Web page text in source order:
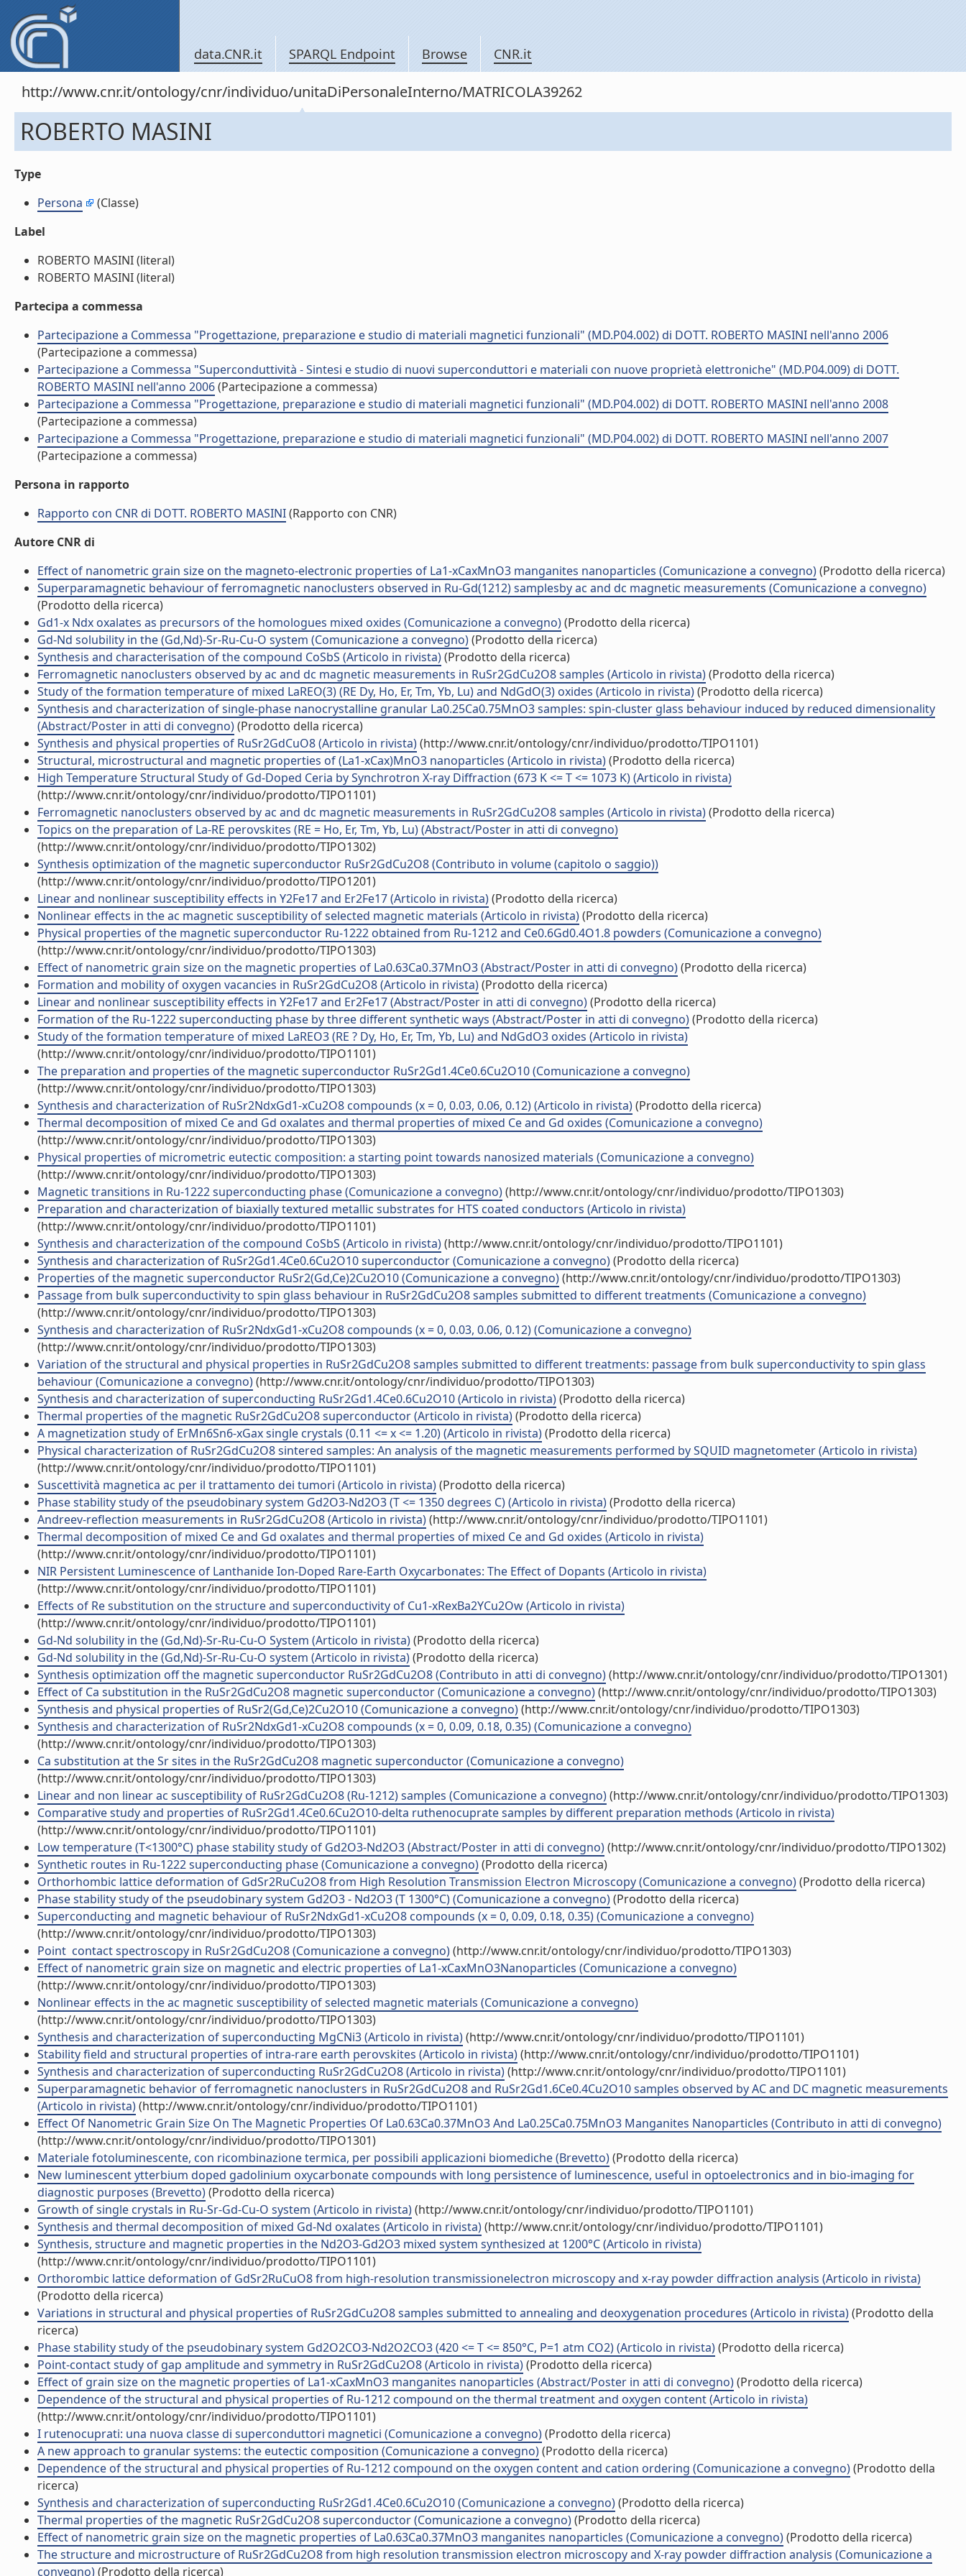
data.CNR.it SPARQL Endpoint Browse CNR.it
http://www.cnr.it/ontology/cnr/individuo/unitaDiPersonaleInterno/MATRICOLA39262
ROBERTO MASINI
Type
Persona
(Classe)
Label
ROBERTO MASINI (literal)
ROBERTO MASINI (literal)
Partecipa a commessa
Partecipazione a Commessa "Progettazione, preparazione e studio di materiali magnetici funzionali" (MD.P04.002) di DOTT. ROBERTO MASINI nell'anno 2006
(Partecipazione a commessa)
Partecipazione a Commessa "Superconduttività - Sintesi e studio di nuovi superconduttori e materiali con nuove proprietà elettroniche" (MD.P04.009) di DOTT.
ROBERTO MASINI nell'anno 2006(Partecipazione a commessa)
Partecipazione a Commessa "Progettazione, preparazione e studio di materiali magnetici funzionali" (MD.P04.002) di DOTT. ROBERTO MASINI nell'anno 2008
(Partecipazione a commessa)
Partecipazione a Commessa "Progettazione, preparazione e studio di materiali magnetici funzionali" (MD.P04.002) di DOTT. ROBERTO MASINI nell'anno 2007
(Partecipazione a commessa)
Persona in rapporto
Rapporto con CNR di DOTT. ROBERTO MASINI(Rapporto con CNR)
Autore CNR di
Effect of nanometric grain size on the magneto-electronic properties of La1-xCaxMnO3 manganites nanoparticles (Comunicazione a convegno)(Prodotto della ricerca)
Superparamagnetic behaviour of ferromagnetic nanoclusters observed in Ru-Gd(1212) samplesby ac and dc magnetic measurements (Comunicazione a convegno)
(Prodotto della ricerca)
Gd1-x Ndx oxalates as precursors of the homologues mixed oxides (Comunicazione a convegno)(Prodotto della ricerca)
Gd-Nd solubility in the (Gd,Nd)-Sr-Ru-Cu-O system (Comunicazione a convegno)(Prodotto della ricerca)
Synthesis and characterisation of the compound CoSbS (Articolo in rivista)(Prodotto della ricerca)
Ferromagnetic nanoclusters observed by ac and dc magnetic measurements in RuSr2GdCu2O8 samples (Articolo in rivista)(Prodotto della ricerca)
Study of the formation temperature of mixed LaREO(3) (RE Dy, Ho, Er, Tm, Yb, Lu) and NdGdO(3) oxides (Articolo in rivista)(Prodotto della ricerca)
Synthesis and characterization of single-phase nanocrystalline granular La0.25Ca0.75MnO3 samples: spin-cluster glass behaviour induced by reduced dimensionality
(Abstract/Poster in atti di convegno)(Prodotto della ricerca)
Synthesis and physical properties of RuSr2GdCuO8 (Articolo in rivista)(http://www.cnr.it/ontology/cnr/individuo/prodotto/TIPO1101)
Structural, microstructural and magnetic properties of (La1-xCax)MnO3 nanoparticles (Articolo in rivista)(Prodotto della ricerca)
High Temperature Structural Study of Gd-Doped Ceria by Synchrotron X-ray Diffraction (673 K <= T <= 1073 K) (Articolo in rivista)
(http://www.cnr.it/ontology/cnr/individuo/prodotto/TIPO1101)
Ferromagnetic nanoclusters observed by ac and dc magnetic measurements in RuSr2GdCu2O8 samples (Articolo in rivista)(Prodotto della ricerca)
Topics on the preparation of La-RE perovskites (RE = Ho, Er, Tm, Yb, Lu) (Abstract/Poster in atti di convegno)
(http://www.cnr.it/ontology/cnr/individuo/prodotto/TIPO1302)
Synthesis optimization of the magnetic superconductor RuSr2GdCu2O8 (Contributo in volume (capitolo o saggio))
(http://www.cnr.it/ontology/cnr/individuo/prodotto/TIPO1201)
Linear and nonlinear susceptibility effects in Y2Fe17 and Er2Fe17 (Articolo in rivista)(Prodotto della ricerca)
Nonlinear effects in the ac magnetic susceptibility of selected magnetic materials (Articolo in rivista)(Prodotto della ricerca)
Physical properties of the magnetic superconductor Ru-1222 obtained from Ru-1212 and Ce0.6Gd0.4O1.8 powders (Comunicazione a convegno)
(http://www.cnr.it/ontology/cnr/individuo/prodotto/TIPO1303)
Effect of nanometric grain size on the magnetic properties of La0.63Ca0.37MnO3 (Abstract/Poster in atti di convegno)(Prodotto della ricerca)
Formation and mobility of oxygen vacancies in RuSr2GdCu2O8 (Articolo in rivista)(Prodotto della ricerca)
Linear and nonlinear susceptibility effects in Y2Fe17 and Er2Fe17 (Abstract/Poster in atti di convegno)(Prodotto della ricerca)
Formation of the Ru-1222 superconducting phase by three different synthetic ways (Abstract/Poster in atti di convegno)(Prodotto della ricerca)
Study of the formation temperature of mixed LaREO3 (RE ? Dy, Ho, Er, Tm, Yb, Lu) and NdGdO3 oxides (Articolo in rivista)
(http://www.cnr.it/ontology/cnr/individuo/prodotto/TIPO1101)
The preparation and properties of the magnetic superconductor RuSr2Gd1.4Ce0.6Cu2O10 (Comunicazione a convegno)
(http://www.cnr.it/ontology/cnr/individuo/prodotto/TIPO1303)
Synthesis and characterization of RuSr2NdxGd1-xCu2O8 compounds (x = 0, 0.03, 0.06, 0.12) (Articolo in rivista)(Prodotto della ricerca)
Thermal decomposition of mixed Ce and Gd oxalates and thermal properties of mixed Ce and Gd oxides (Comunicazione a convegno)
(http://www.cnr.it/ontology/cnr/individuo/prodotto/TIPO1303)
Physical properties of micrometric eutectic composition: a starting point towards nanosized materials (Comunicazione a convegno)
(http://www.cnr.it/ontology/cnr/individuo/prodotto/TIPO1303)
Magnetic transitions in Ru-1222 superconducting phase (Comunicazione a convegno)(http://www.cnr.it/ontology/cnr/individuo/prodotto/TIPO1303)
Preparation and characterization of biaxially textured metallic substrates for HTS coated conductors (Articolo in rivista)
(http://www.cnr.it/ontology/cnr/individuo/prodotto/TIPO1101)
Synthesis and characterization of the compound CoSbS (Articolo in rivista)(http://www.cnr.it/ontology/cnr/individuo/prodotto/TIPO1101)
Synthesis and characterization of RuSr2Gd1.4Ce0.6Cu2O10 superconductor (Comunicazione a convegno)(Prodotto della ricerca)
Properties of the magnetic superconductor RuSr2(Gd,Ce)2Cu2O10 (Comunicazione a convegno)(http://www.cnr.it/ontology/cnr/individuo/prodotto/TIPO1303)
Passage from bulk superconductivity to spin glass behaviour in RuSr2GdCu2O8 samples submitted to different treatments (Comunicazione a convegno)
(http://www.cnr.it/ontology/cnr/individuo/prodotto/TIPO1303)
Synthesis and characterization of RuSr2NdxGd1-xCu2O8 compounds (x = 0, 0.03, 0.06, 0.12) (Comunicazione a convegno)
(http://www.cnr.it/ontology/cnr/individuo/prodotto/TIPO1303)
Variation of the structural and physical properties in RuSr2GdCu2O8 samples submitted to different treatments: passage from bulk superconductivity to spin glass
behaviour (Comunicazione a convegno)(http://www.cnr.it/ontology/cnr/individuo/prodotto/TIPO1303)
Synthesis and characterization of superconducting RuSr2Gd1.4Ce0.6Cu2O10 (Articolo in rivista)(Prodotto della ricerca)
Thermal properties of the magnetic RuSr2GdCu2O8 superconductor (Articolo in rivista)(Prodotto della ricerca)
A magnetization study of ErMn6Sn6-xGax single crystals (0.11 <= x <= 1.20) (Articolo in rivista)(Prodotto della ricerca)
Physical characterization of RuSr2GdCu2O8 sintered samples: An analysis of the magnetic measurements performed by SQUID magnetometer (Articolo in rivista)
(http://www.cnr.it/ontology/cnr/individuo/prodotto/TIPO1101)
Suscettività magnetica ac per il trattamento dei tumori (Articolo in rivista)(Prodotto della ricerca)
Phase stability study of the pseudobinary system Gd2O3-Nd2O3 (T <= 1350 degrees C) (Articolo in rivista)(Prodotto della ricerca)
Andreev-reflection measurements in RuSr2GdCu2O8 (Articolo in rivista)(http://www.cnr.it/ontology/cnr/individuo/prodotto/TIPO1101)
Thermal decomposition of mixed Ce and Gd oxalates and thermal properties of mixed Ce and Gd oxides (Articolo in rivista)
(http://www.cnr.it/ontology/cnr/individuo/prodotto/TIPO1101)
NIR Persistent Luminescence of Lanthanide Ion-Doped Rare-Earth Oxycarbonates: The Effect of Dopants (Articolo in rivista)
(http://www.cnr.it/ontology/cnr/individuo/prodotto/TIPO1101)
Effects of Re substitution on the structure and superconductivity of Cu1-xRexBa2YCu2Ow (Articolo in rivista)
(http://www.cnr.it/ontology/cnr/individuo/prodotto/TIPO1101)
Gd-Nd solubility in the (Gd,Nd)-Sr-Ru-Cu-O System (Articolo in rivista)(Prodotto della ricerca)
Gd-Nd solubility in the (Gd,Nd)-Sr-Ru-Cu-O system (Articolo in rivista)(Prodotto della ricerca)
Synthesis optimization off the magnetic superconductor RuSr2GdCu2O8 (Contributo in atti di convegno)(http://www.cnr.it/ontology/cnr/individuo/prodotto/TIPO1301)
Effect of Ca substitution in the RuSr2GdCu2O8 magnetic superconductor (Comunicazione a convegno)(http://www.cnr.it/ontology/cnr/individuo/prodotto/TIPO1303)
Synthesis and physical properties of RuSr2(Gd,Ce)2Cu2O10 (Comunicazione a convegno)(http://www.cnr.it/ontology/cnr/individuo/prodotto/TIPO1303)
Synthesis and characterization of RuSr2NdxGd1-xCu2O8 compounds (x = 0, 0.09, 0.18, 0.35) (Comunicazione a convegno)
(http://www.cnr.it/ontology/cnr/individuo/prodotto/TIPO1303)
Ca substitution at the Sr sites in the RuSr2GdCu2O8 magnetic superconductor (Comunicazione a convegno)
(http://www.cnr.it/ontology/cnr/individuo/prodotto/TIPO1303)
Linear and non linear ac susceptibility of RuSr2GdCu2O8 (Ru-1212) samples (Comunicazione a convegno)(http://www.cnr.it/ontology/cnr/individuo/prodotto/TIPO1303)
Comparative study and properties of RuSr2Gd1.4Ce0.6Cu2O10-delta ruthenocuprate samples by different preparation methods (Articolo in rivista)
(http://www.cnr.it/ontology/cnr/individuo/prodotto/TIPO1101)
Low temperature (T<1300°C) phase stability study of Gd2O3-Nd2O3 (Abstract/Poster in atti di convegno)(http://www.cnr.it/ontology/cnr/individuo/prodotto/TIPO1302)
Synthetic routes in Ru-1222 superconducting phase (Comunicazione a convegno)(Prodotto della ricerca)
Orthorhombic lattice deformation of GdSr2RuCu2O8 from High Resolution Transmission Electron Microscopy (Comunicazione a convegno)(Prodotto della ricerca)
Phase stability study of the pseudobinary system Gd2O3 - Nd2O3 (T 1300°C) (Comunicazione a convegno)(Prodotto della ricerca)
Superconducting and magnetic behaviour of RuSr2NdxGd1-xCu2O8 compounds (x = 0, 0.09, 0.18, 0.35) (Comunicazione a convegno)
(http://www.cnr.it/ontology/cnr/individuo/prodotto/TIPO1303)
Point  contact spectroscopy in RuSr2GdCu2O8 (Comunicazione a convegno)(http://www.cnr.it/ontology/cnr/individuo/prodotto/TIPO1303)
Effect of nanometric grain size on magnetic and electric properties of La1-xCaxMnO3Nanoparticles (Comunicazione a convegno)
(http://www.cnr.it/ontology/cnr/individuo/prodotto/TIPO1303)
Nonlinear effects in the ac magnetic susceptibility of selected magnetic materials (Comunicazione a convegno)
(http://www.cnr.it/ontology/cnr/individuo/prodotto/TIPO1303)
Synthesis and characterization of superconducting MgCNi3 (Articolo in rivista)(http://www.cnr.it/ontology/cnr/individuo/prodotto/TIPO1101)
Stability field and structural properties of intra-rare earth perovskites (Articolo in rivista)(http://www.cnr.it/ontology/cnr/individuo/prodotto/TIPO1101)
Synthesis and characterization of superconducting RuSr2GdCu2O8 (Articolo in rivista)(http://www.cnr.it/ontology/cnr/individuo/prodotto/TIPO1101)
Superparamagnetic behavior of ferromagnetic nanoclusters in RuSr2GdCu2O8 and RuSr2Gd1.6Ce0.4Cu2O10 samples observed by AC and DC magnetic measurements
(Articolo in rivista)(http://www.cnr.it/ontology/cnr/individuo/prodotto/TIPO1101)
Effect Of Nanometric Grain Size On The Magnetic Properties Of La0.63Ca0.37MnO3 And La0.25Ca0.75MnO3 Manganites Nanoparticles (Contributo in atti di convegno)
(http://www.cnr.it/ontology/cnr/individuo/prodotto/TIPO1301)
Materiale fotoluminescente, con ricombinazione termica, per possibili applicazioni biomediche (Brevetto)(Prodotto della ricerca)
New luminescent ytterbium doped gadolinium oxycarbonate compounds with long persistence of luminescence, useful in optoelectronics and in bio-imaging for
diagnostic purposes (Brevetto)(Prodotto della ricerca)
Growth of single crystals in Ru-Sr-Gd-Cu-O system (Articolo in rivista)(http://www.cnr.it/ontology/cnr/individuo/prodotto/TIPO1101)
Synthesis and thermal decomposition of mixed Gd-Nd oxalates (Articolo in rivista)(http://www.cnr.it/ontology/cnr/individuo/prodotto/TIPO1101)
Synthesis, structure and magnetic properties in the Nd2O3-Gd2O3 mixed system synthesized at 1200°C (Articolo in rivista)
(http://www.cnr.it/ontology/cnr/individuo/prodotto/TIPO1101)
Orthorombic lattice deformation of GdSr2RuCuO8 from high-resolution transmissionelectron microscopy and x-ray powder diffraction analysis (Articolo in rivista)
(Prodotto della ricerca)
Variations in structural and physical properties of RuSr2GdCu2O8 samples submitted to annealing and deoxygenation procedures (Articolo in rivista)(Prodotto della
ricerca)
Phase stability study of the pseudobinary system Gd2O2CO3-Nd2O2CO3 (420 <= T <= 850°C, P=1 atm CO2) (Articolo in rivista)(Prodotto della ricerca)
Point-contact study of gap amplitude and symmetry in RuSr2GdCu2O8 (Articolo in rivista)(Prodotto della ricerca)
Effect of grain size on the magnetic properties of La1-xCaxMnO3 manganites nanoparticles (Abstract/Poster in atti di convegno)(Prodotto della ricerca)
Dependence of the structural and physical properties of Ru-1212 compound on the thermal treatment and oxygen content (Articolo in rivista)
(http://www.cnr.it/ontology/cnr/individuo/prodotto/TIPO1101)
I rutenocuprati: una nuova classe di superconduttori magnetici (Comunicazione a convegno)(Prodotto della ricerca)
A new approach to granular systems: the eutectic composition (Comunicazione a convegno)(Prodotto della ricerca)
Dependence of the structural and physical properties of Ru-1212 compound on the oxygen content and cation ordering (Comunicazione a convegno)(Prodotto della
ricerca)
Synthesis and characterization of superconducting RuSr2Gd1.4Ce0.6Cu2O10 (Comunicazione a convegno)(Prodotto della ricerca)
Thermal properties of the magnetic RuSr2GdCu2O8 superconductor (Comunicazione a convegno)(Prodotto della ricerca)
Effect of nanometric grain size on the magnetic properties of La0.63Ca0.37MnO3 manganites nanoparticles (Comunicazione a convegno)(Prodotto della ricerca)
The structure and microstructure of RuSr2GdCu2O8 from high resolution transmission electron microscopy and X-ray powder diffraction analysis (Comunicazione a
convegno)(Prodotto della ricerca)